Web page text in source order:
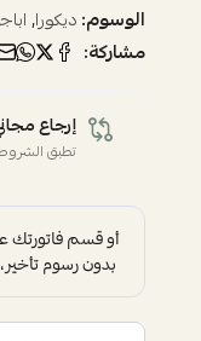
الوسوم:ديكورا,
مشاركة:
إرجاع
تطبق